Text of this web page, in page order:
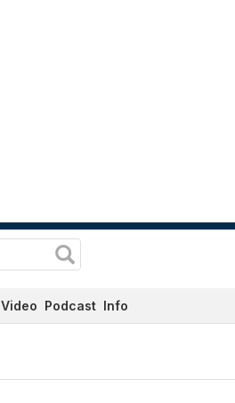
Video Podcast Info